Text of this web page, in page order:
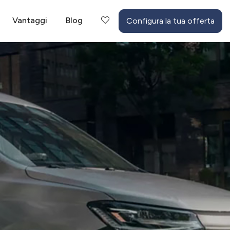
Vantaggi Blog Configura la tua offerta